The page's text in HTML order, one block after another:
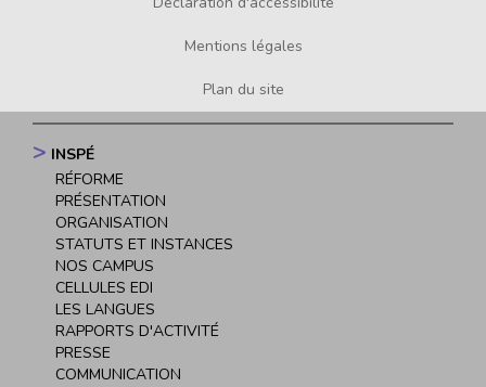
Mentions légales
Plan du site
Navigation
principale
INSPÉ
RÉFORME
PRÉSENTATION
ORGANISATION
STATUTS ET INSTANCES
NOS CAMPUS
CELLULES EDI
LES LANGUES
RAPPORTS D'ACTIVITÉ
PRESSE
COMMUNICATION